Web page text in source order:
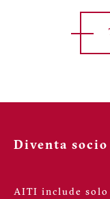
Diventa socio
AITI include